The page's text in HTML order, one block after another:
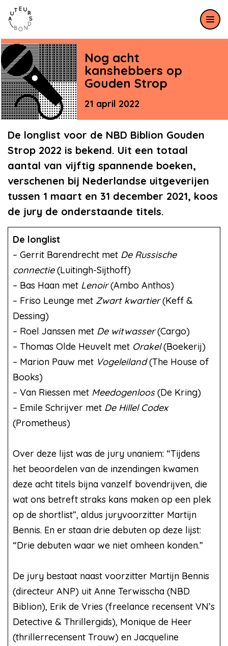
Meteen naar de content
Nog acht
kanshebbers op
Gouden Strop
21 april 2022
De longlist voor de NBD Biblion Gouden
Strop 2022 is bekend. Uit een totaal
aantal van vijftig spannende boeken,
verschenen bij Nederlandse uitgeverijen
tussen 1 maart en 31 december 2021, koos
de jury de onderstaande titels.
De longlist
– Gerrit Barendrecht met De Russische
connectie(Luitingh-Sijthoff)
– Bas Haan met Lenoir(Ambo Anthos)
– Friso Leunge met Zwart kwartier(Keff &
Dessing)
– Roel Janssen met De witwasser(Cargo)
– Thomas Olde Heuvelt met Orakel(Boekerij)
– Marion Pauw met Vogeleiland(The House of
Books)
– Van Riessen met Meedogenloos(De Kring)
– Emile Schrijver met De Hillel Codex
(Prometheus)
Over deze lijst was de jury unaniem: “Tijdens
het beoordelen van de inzendingen kwamen
deze acht titels bijna vanzelf bovendrijven, die
wat ons betreft straks kans maken op een plek
op de shortlist”, aldus juryvoorzitter Martijn
Bennis. En er staan drie debuten op deze lijst:
“Drie debuten waar we niet omheen konden.”
De jury bestaat naast voorzitter Martijn Bennis
(directeur ANP) uit Anne Terwisscha (NBD
Biblion), Erik de Vries (freelance recensent VN’s
Detective & Thrillergids), Monique de Heer
(thrillerrecensent Trouw) en Jacqueline